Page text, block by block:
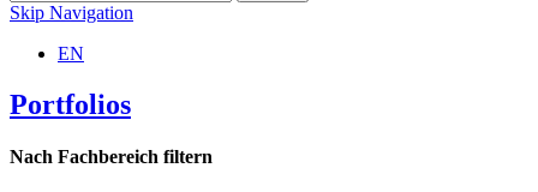
Skip Navigation
EN
Portfolios
Nach Fachbereich filtern